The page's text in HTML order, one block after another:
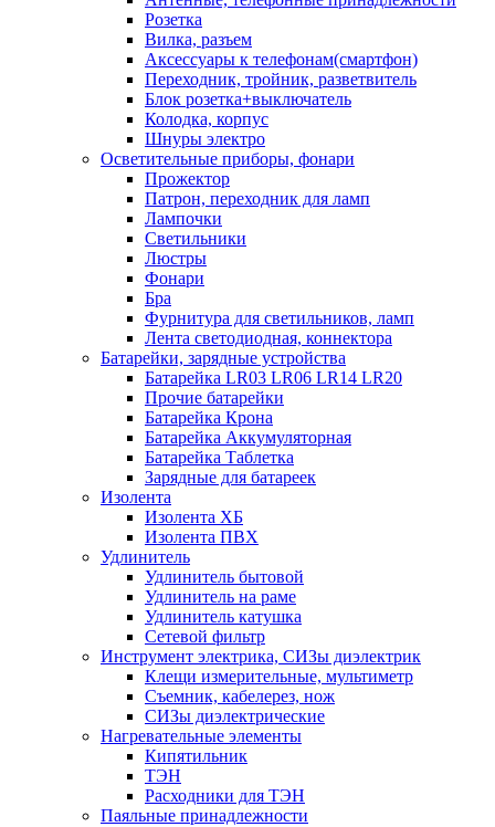
Розетка
Вилка, разъем
Аксессуары к телефонам(смартфон)
Переходник, тройник, разветвитель
Блок розетка+выключатель
Колодка, корпус
Шнуры электро
Осветительные приборы, фонари
Прожектор
Патрон, переходник для ламп
Лампочки
Светильники
Люстры
Фонари
Бра
Фурнитура для светильников, ламп
Лента светодиодная, коннектора
Батарейки, зарядные устройства
Батарейка LR03 LR06 LR14 LR20
Прочие батарейки
Батарейка Крона
Батарейка Аккумуляторная
Батарейка Таблетка
Зарядные для батареек
Изолента
Изолента ХБ
Изолента ПВХ
Удлинитель
Удлинитель бытовой
Удлинитель на раме
Удлинитель катушка
Сетевой фильтр
Инструмент электрика, СИЗы диэлектрик
Клещи измерительные, мультиметр
Съемник, кабелерез, нож
СИЗы диэлектрические
Нагревательные элементы
Кипятильник
ТЭН
Расходники для ТЭН
Паяльные принадлежности